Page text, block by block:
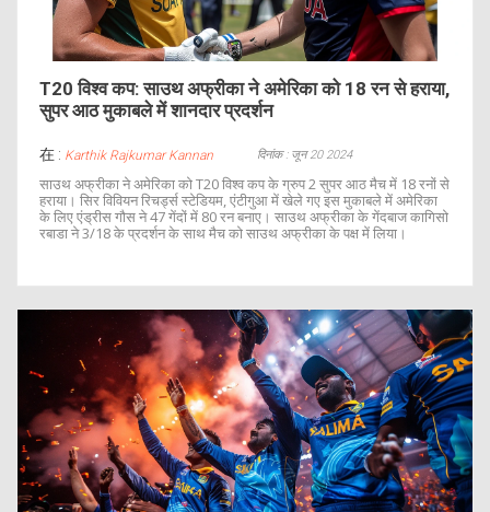
T20 विश्व कप: साउथ अफ्रीका ने अमेरिका को 18 रन से हराया,
सुपर आठ मुकाबले में शानदार प्रदर्शन
在 : Karthik Rajkumar Kannan दिनांक : जून 20 2024
साउथ अफ्रीका ने अमेरिका को T20 विश्व कप के ग्रुप 2 सुपर आठ मैच में 18 रनों से
हराया। सिर विवियन रिचर्ड्स स्टेडियम, एंटीगुआ में खेले गए इस मुकाबले में अमेरिका
के लिए एंड्रीस गौस ने 47 गेंदों में 80 रन बनाए। साउथ अफ्रीका के गेंदबाज कागिसो
रबाडा ने 3/18 के प्रदर्शन के साथ मैच को साउथ अफ्रीका के पक्ष में लिया।